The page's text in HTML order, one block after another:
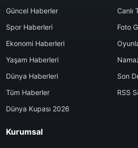
Güncel Haberler
Spor Haberleri
Ekonomi Haberleri
Yaşam Haberleri
Dünya Haberleri
Tüm Haberler
Dünya Kupası 2026
Canlı
Foto
Son
RSS
Kurumsal